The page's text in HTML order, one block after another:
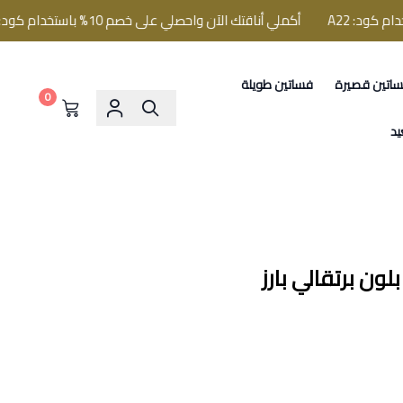
أكملي أناقتك الآن واحصلي على خصم 10% باستخدام كود: A22
قصيرة
فساتين طويلة
0
برتقالي بارز